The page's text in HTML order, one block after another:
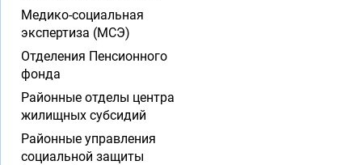
Медико-социальная
экспертиза (МСЭ)
Отделения Пенсионного
фонда
Районные отделы центра
жилищных субсидий
Районные управления
социальной защиты